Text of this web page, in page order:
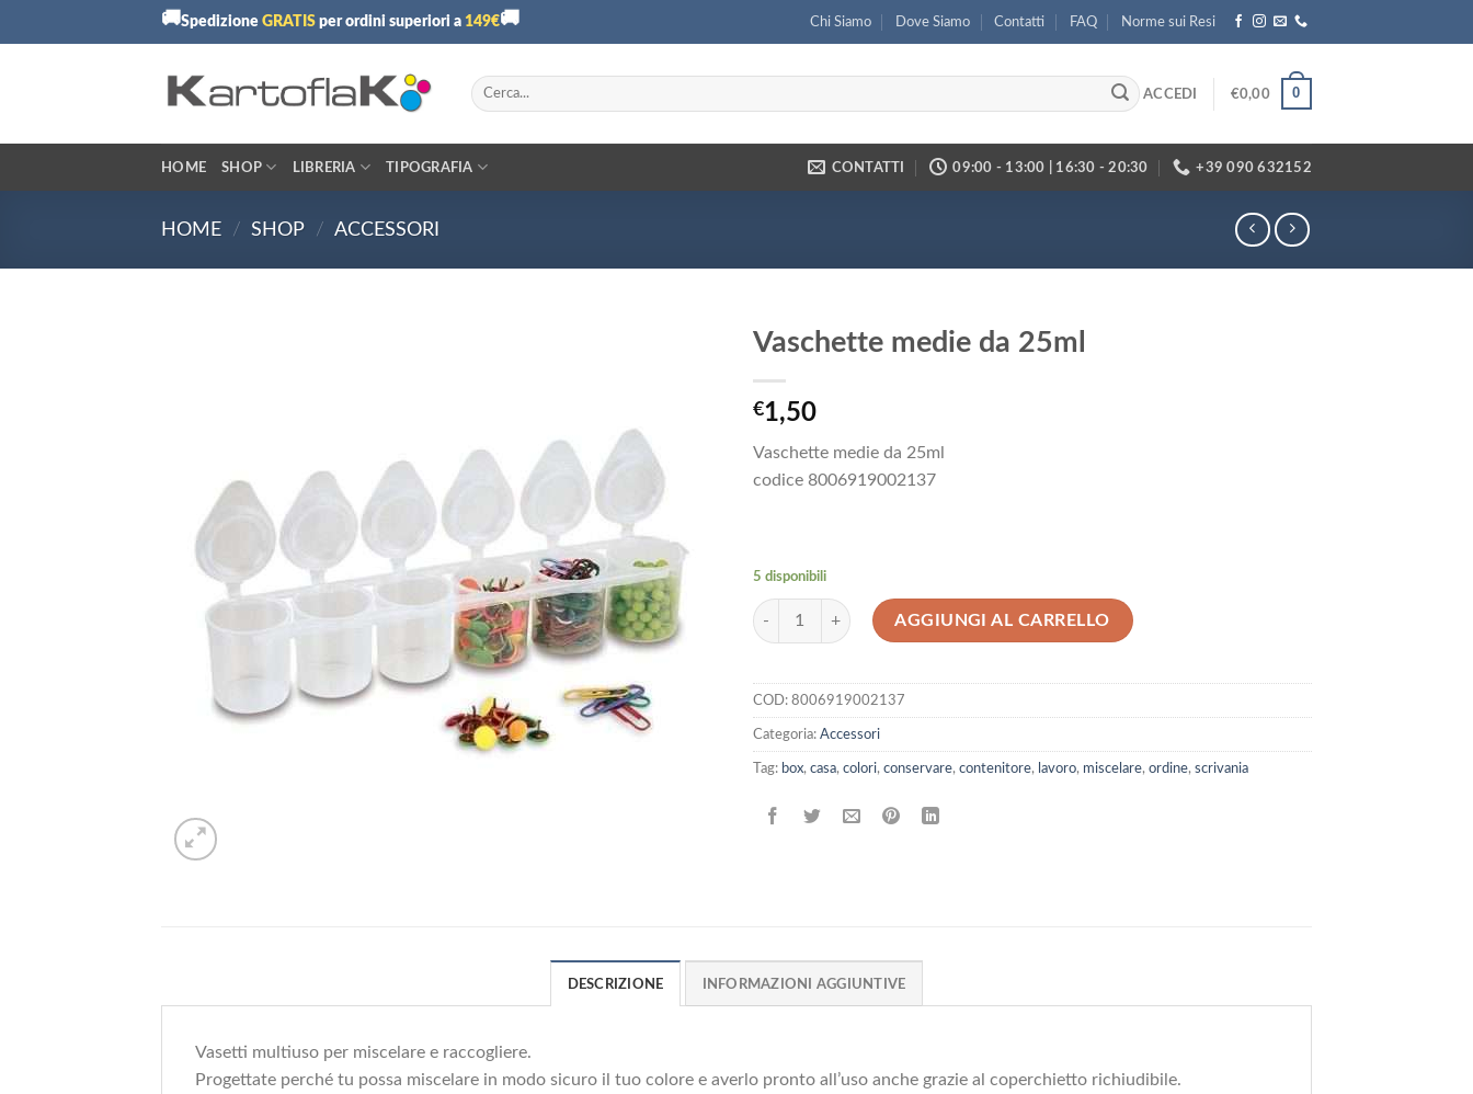
🚚Spedizione GRATIS per ordini superiori a 149€🚚 Chi Siamo Dove Siamo Contatti FAQ Norme sui Resi
Cerca:
ACCEDI €0,00 0
HOME SHOP LIBRERIA TIPOGRAFIA CONTATTI 09:00 - 13:00 | 16:30 - 20:30 +39 090 632152
HOME / SHOP / ACCESSORI
Vaschette medie da 25ml
€1,50
Vaschette medie da 25ml
codice 8006919002137
5 disponibili
Vaschette medie da 25ml quantità
AGGIUNGI AL CARRELLO
COD: 8006919002137
Categoria: Accessori
Tag: box, casa, colori, conservare, contenitore, lavoro, miscelare, ordine, scrivania
DESCRIZIONE INFORMAZIONI AGGIUNTIVE
Vasetti multiuso per miscelare e raccogliere.
Progettate perché tu possa miscelare in modo sicuro il tuo colore e averlo pronto all’uso anche grazie al coperchietto richiudibile.